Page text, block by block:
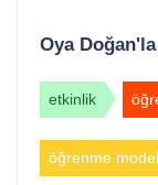
Oya
etkinlik
öğrenme